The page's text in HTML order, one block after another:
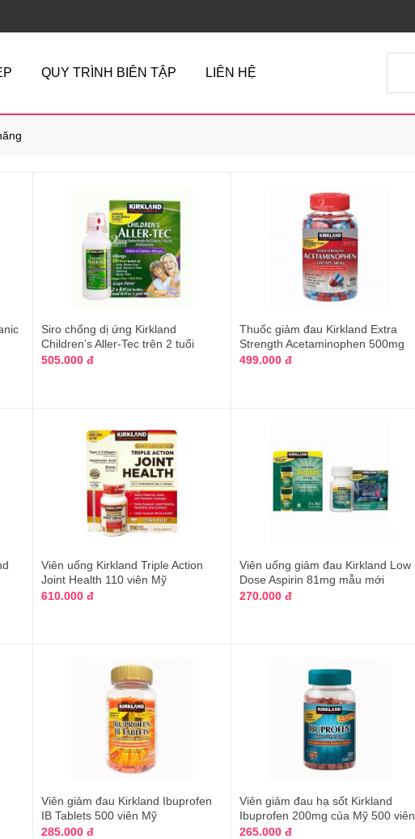
QUY TRÌNH BIÊN TẬP LIÊN HỆ
Siro chống dị ứng Kirkland
Children’s Aller-Tec trên 2 tuổi
505.000 đ
Thuốc giảm đau Kirkland Extra
Strength Acetaminophen 500mg
499.000 đ
Viên uống Kirkland Triple Action
Joint Health 110 viên Mỹ
610.000 đ
Viên uống giảm đau Kirkland Low
Dose Aspirin 81mg mẫu mới
270.000 đ
Viên giảm đau Kirkland Ibuprofen
IB Tablets 500 viên Mỹ
285.000 đ
Viên giảm đau hạ sốt Kirkland
Ibuprofen 200mg của Mỹ 500 viên
265.000 đ